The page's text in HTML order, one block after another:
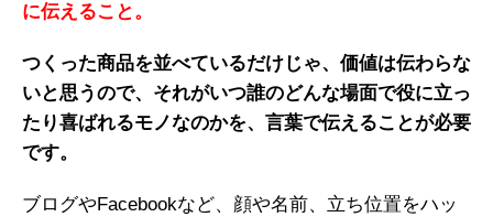
に伝えること。
つくった商品を並べているだけじゃ、価値は伝わらな
いと思うので、それがいつ誰のどんな場面で役に立っ
たり喜ばれるモノなのかを、言葉で伝えることが必要
です。
ブログやFacebookなど、顔や名前、立ち位置をハッ